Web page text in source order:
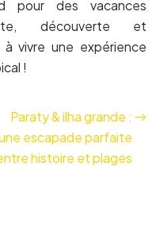
pour des vacances
découverte et
à vivre une expérience
!
Paraty & ilha grande :
escapade parfaite
histoire et plages